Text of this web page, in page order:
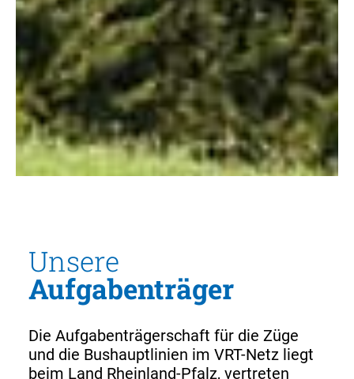
Unsere
Aufgabenträger
Die Aufgabenträgerschaft für die Züge
und die Bushauptlinien im VRT-Netz liegt
beim Land Rheinland-Pfalz, vertreten